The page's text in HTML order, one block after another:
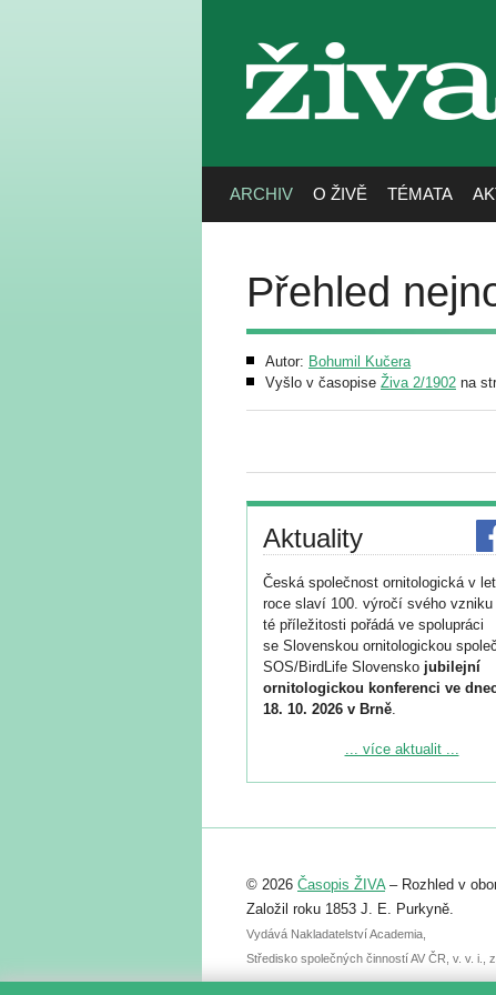
živa
ARCHIV O ŽIVĚ TÉMATA
Přehled
Autor: Bohumil Kučera
Vyšlo v časopise Živa 2/1902 na
Aktuality
Česká společnost ornitologická v
roce slaví 100. výročí svého vzniku
té příležitosti pořádá ve spolupráci
se Slovenskou ornitologickou
SOS/BirdLife Slovensko jubilejní
ornitologickou konferenci ve
18. 10. 2026 v Brně.
Podrobnější informace ke konferenci
Registrovat se můžete do 6. září.
abstraktu přihlášené přednášky
posteru je už 30. června.
... více aktualit ...
© 2026 Časopis ŽIVA– Rozhled v
Založil roku 1853 J. E. Purkyně.
Vydává Nakladatelství Academia,
Středisko společných činností AV ČR, v. v. i.,